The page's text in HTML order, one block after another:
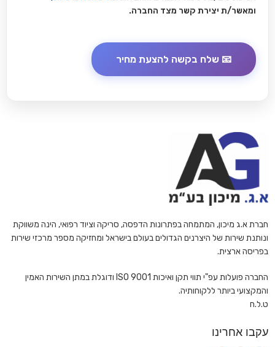
ומאשר/ת יצירת קשר מצד החברה.
חברת א.ג מיכון, המתמחה בפתרונות הדפסה, סריקה וציוד רפואי, הינה משווקת
ונותנת שירות של היצרנים הגדולים בעולם בישראל ומחזיקה מספר מרכזי שירות
בפריסה ארצית.
החברה פועלות עפ"י תווי תקן ואיכות ISO 9001 ודוגלת במתן השירות האמין
והמקצועי ביותר ללקוחותיה.
ט.ל.ח
עקבו אחרינו